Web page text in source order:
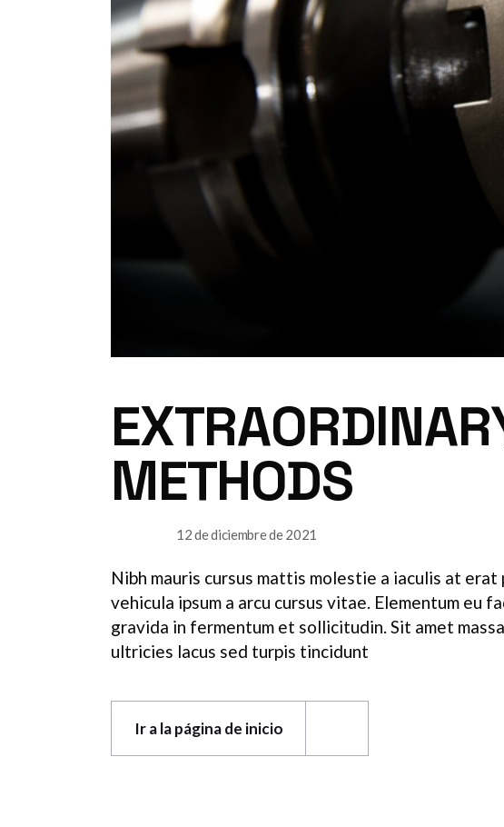
METHODS
12 de diciembre de 2021
Nibh mauris cursus mattis molestie a iaculis at
vehicula ipsum a arcu cursus vitae. Elementum eu
gravida in fermentum et sollicitudin. Sit amet
ultricies lacus sed turpis tincidunt
Ir a la página de inicio